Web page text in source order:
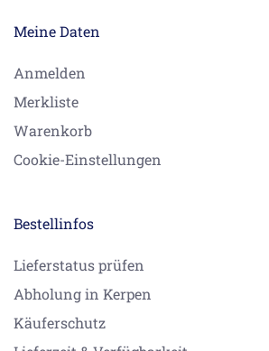
Meine Daten
Anmelden
Merkliste
Warenkorb
Cookie-Einstellungen
Bestellinfos
Lieferstatus prüfen
Abholung in Kerpen
Käuferschutz